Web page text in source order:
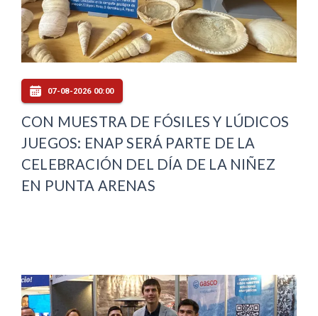
07-08-2026 00:00
CON MUESTRA DE FÓSILES Y LÚDICOS
JUEGOS: ENAP SERÁ PARTE DE LA
CELEBRACIÓN DEL DÍA DE LA NIÑEZ
EN PUNTA ARENAS